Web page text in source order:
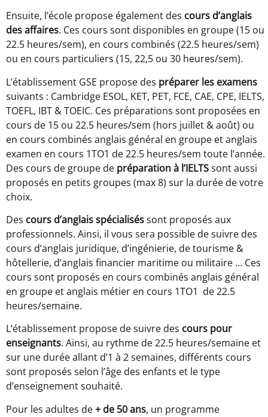
Ensuite, l’école propose également des cours d’anglais
des affaires. Ces cours sont disponibles en groupe (15 ou
22.5 heures/sem), en cours combinés (22.5 heures/sem)
ou en cours particuliers (15, 22,5 ou 30 heures/sem).
L’établissement GSE propose des préparer les examens
suivants : Cambridge ESOL, KET, PET, FCE, CAE, CPE, IELTS,
TOEFL, IBT & TOEIC. Ces préparations sont proposées en
cours de 15 ou 22.5 heures/sem (hors juillet & août) ou
en cours combinés anglais général en groupe et anglais
examen en cours 1TO1 de 22.5 heures/sem toute l’année.
Des cours de groupe de préparation à l’IELTSsont aussi
proposés en petits groupes (max 8) sur la durée de votre
choix.
Des cours d’anglais spécialiséssont proposés aux
professionnels. Ainsi, il vous sera possible de suivre des
cours d’anglais juridique, d’ingénierie, de tourisme &
hôtellerie, d’anglais financier maritime ou militaire … Ces
cours sont proposés en cours combinés anglais général
en groupe et anglais métier en cours 1TO1 de 22.5
heures/semaine.
L’établissement propose de suivre des cours pour
enseignants. Ainsi, au rythme de 22.5 heures/semaine et
sur une durée allant d’1 à 2 semaines, différents cours
sont proposés selon l’âge des enfants et le type
d’enseignement souhaité.
Pour les adultes de+ de 50 ans, un programme